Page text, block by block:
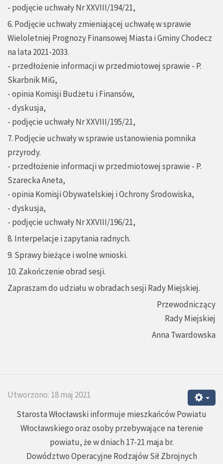
- podjęcie uchwały Nr XXVIII/194/21,
6. Podjęcie uchwały zmieniającej uchwałę w sprawie
Wieloletniej Prognozy Finansowej Miasta i Gminy Chodecz
na lata 2021-2033.
- przedłożenie informacji w przedmiotowej sprawie - P.
Skarbnik MiG,
- opinia Komisji Budżetu i Finansów,
- dyskusja,
- podjęcie uchwały Nr XXVIII/195/21,
7. Podjęcie uchwały w sprawie ustanowienia pomnika
przyrody.
- przedłożenie informacji w przedmiotowej sprawie - P.
Szarecka Aneta,
- opinia Komisji Obywatelskiej i Ochrony Środowiska,
- dyskusja,
- podjęcie uchwały Nr XXVIII/196/21,
8. Interpelacje i zapytania radnych.
9. Sprawy bieżące i wolne wnioski.
10. Zakończenie obrad sesji.
Zapraszam do udziału w obradach sesji Rady Miejskiej.
Przewodniczący
Rady Miejskiej
Anna Twardowska
Utworzono: 18 maj 2021
Starosta Włocławski informuje mieszkańców Powiatu
Włocławskiego oraz osoby przebywające na terenie
powiatu, że w dniach 17-21 maja br.
Dowództwo Operacyjne Rodzajów Sił Zbrojnych